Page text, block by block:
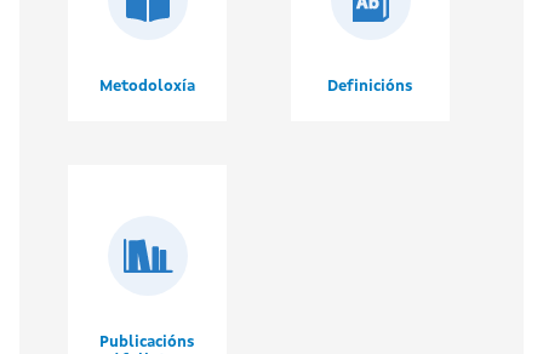
Metodoloxía Definicións
Publicacións